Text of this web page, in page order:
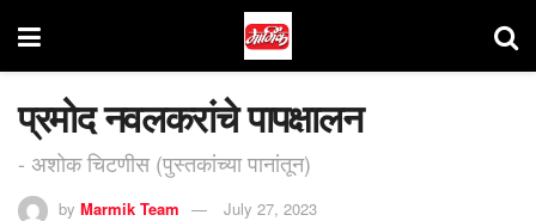
प्रमोद नवलकरांचे पापक्षालन
- अशोक चिटणीस (पुस्तकांच्या पानांतून)
by Marmik Team July 27, 2023